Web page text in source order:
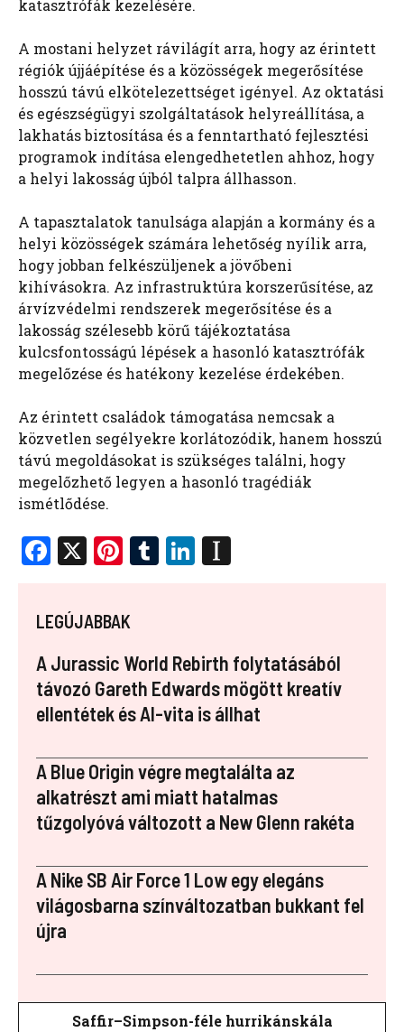
katasztrófák kezelésére.
A mostani helyzet rávilágít arra, hogy az érintett
régiók újjáépítése és a közösségek megerősítése
hosszú távú elkötelezettséget igényel. Az oktatási
és egészségügyi szolgáltatások helyreállítása, a
lakhatás biztosítása és a fenntartható fejlesztési
programok indítása elengedhetetlen ahhoz, hogy
a helyi lakosság újból talpra állhasson.
A tapasztalatok tanulsága alapján a kormány és a
helyi közösségek számára lehetőség nyílik arra,
hogy jobban felkészüljenek a jövőbeni
kihívásokra. Az infrastruktúra korszerűsítése, az
árvízvédelmi rendszerek megerősítése és a
lakosság szélesebb körű tájékoztatása
kulcsfontosságú lépések a hasonló katasztrófák
megelőzése és hatékony kezelése érdekében.
Az érintett családok támogatása nemcsak a
közvetlen segélyekre korlátozódik, hanem hosszú
távú megoldásokat is szükséges találni, hogy
megelőzhető legyen a hasonló tragédiák
ismétlődése.
F
ce
b
o
o
k
X Pi
er
es
t
T
r
Li
dI
n
a
p
er
LEGÚJABBAK
A Jurassic World Rebirth folytatásából
távozó Gareth Edwards mögött kreatív
ellentétek és AI-vita is állhat
A Blue Origin végre megtalálta az
alkatrészt ami miatt hatalmas
tűzgolyóvá változott a New Glenn rakéta
A Nike SB Air Force 1 Low egy elegáns
világosbarna színváltozatban bukkant fel
újra
Saffir–Simpson-féle hurrikánskála